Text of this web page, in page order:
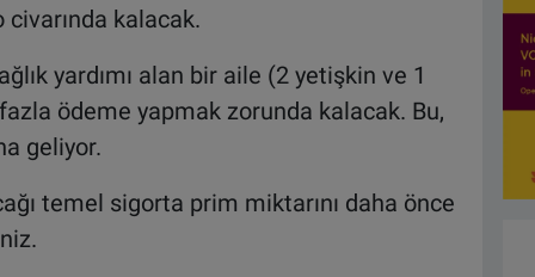
civarında kalacak.
yardımı alan bir aile (2 yetişkin ve 1
ödeme yapmak zorunda kalacak. Bu,
geliyor.
temel sigorta prim miktarını daha önce